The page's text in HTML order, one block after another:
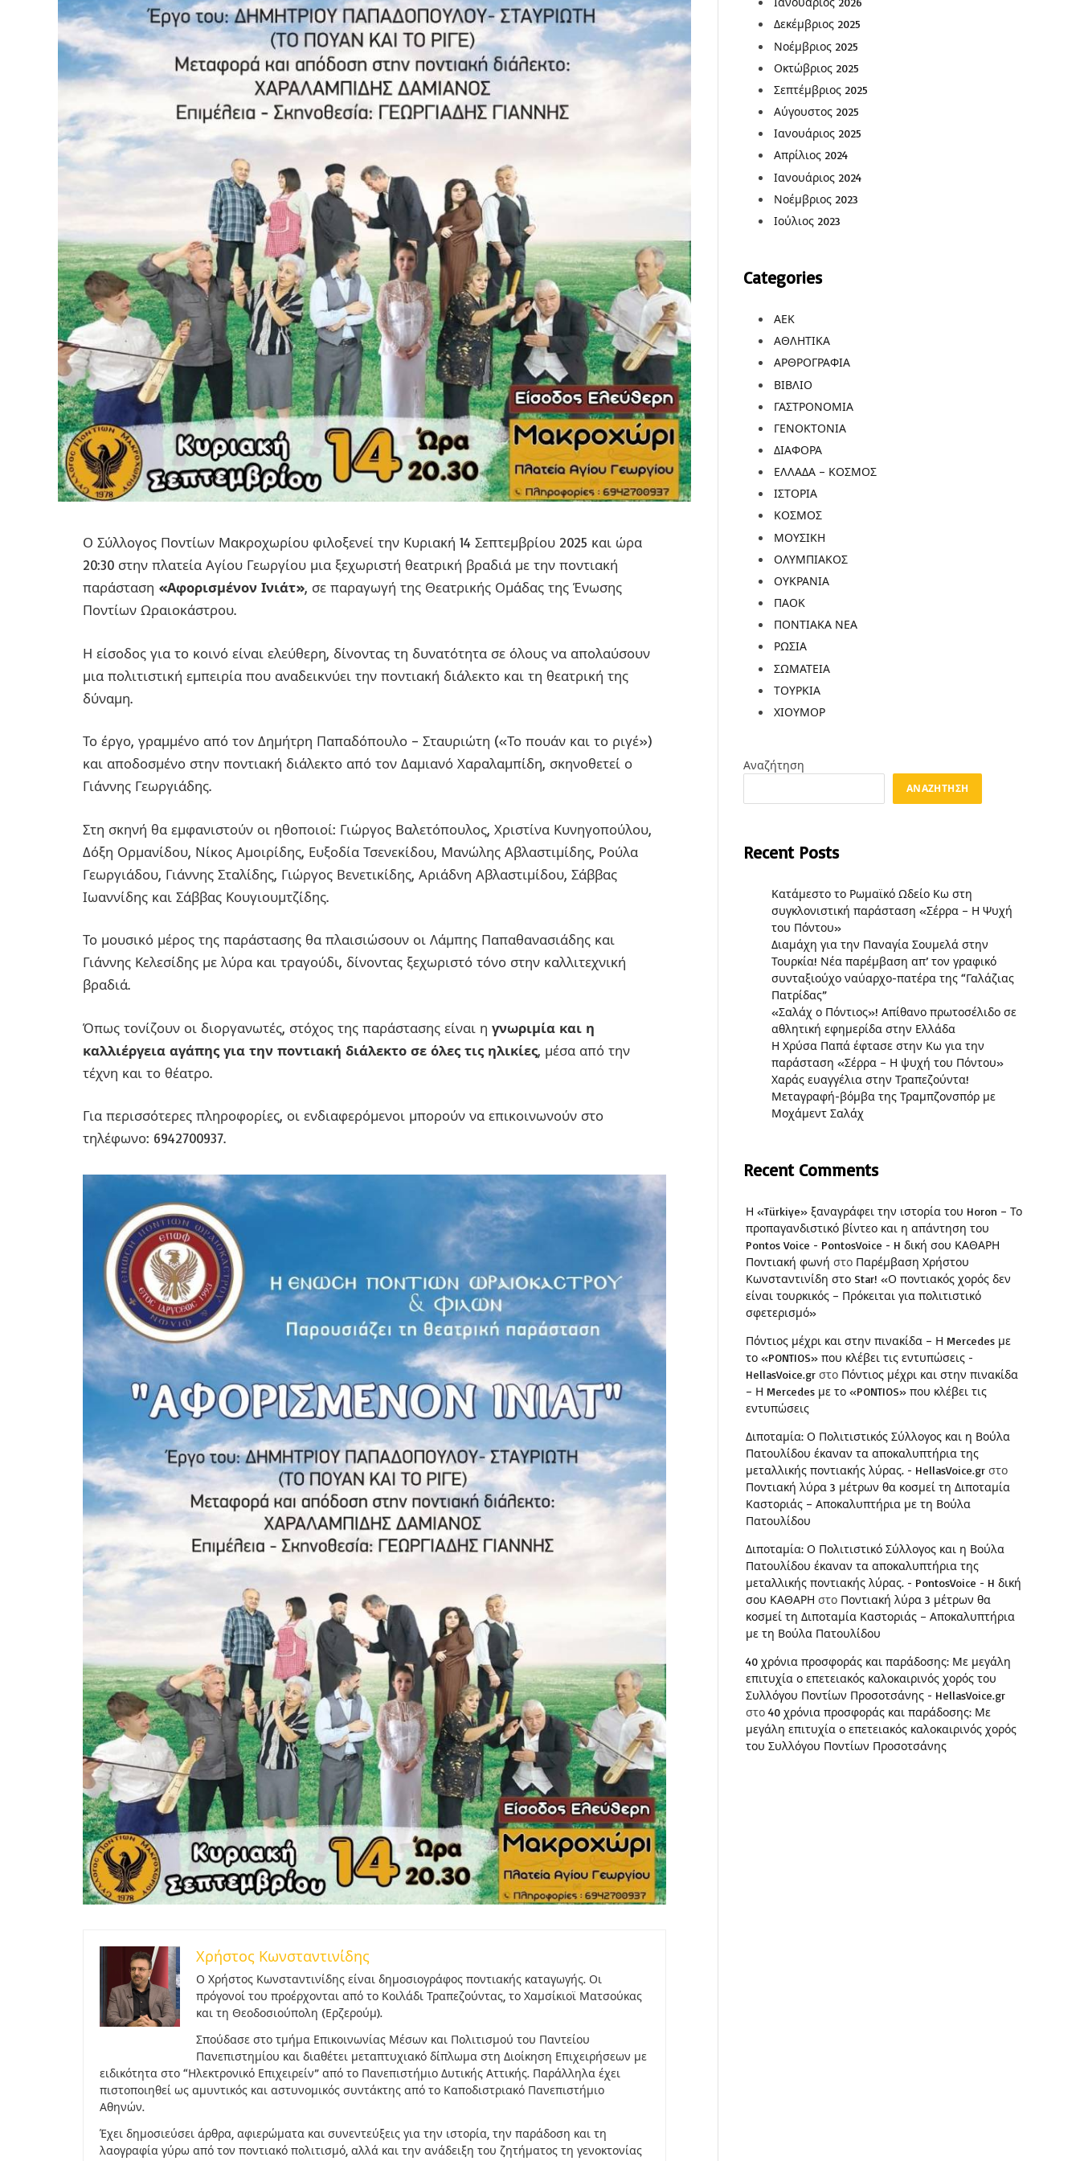
Ο Σύλλογος Ποντίων Μακροχωρίου φιλοξενεί την Κυριακή 14 Σεπτεμβρίου 2025 και ώρα
20:30 στην πλατεία Αγίου Γεωργίου μια ξεχωριστή θεατρική βραδιά με την ποντιακή
παράσταση «Αφορισμένον Ινιάτ», σε παραγωγή της Θεατρικής Ομάδας της Ένωσης
Ποντίων Ωραιοκάστρου.
Η είσοδος για το κοινό είναι ελεύθερη, δίνοντας τη δυνατότητα σε όλους να απολαύσουν
μια πολιτιστική εμπειρία που αναδεικνύει την ποντιακή διάλεκτο και τη θεατρική της
δύναμη.
Το έργο, γραμμένο από τον Δημήτρη Παπαδόπουλο – Σταυριώτη («Το πουάν και το ριγέ»)
και αποδοσμένο στην ποντιακή διάλεκτο από τον Δαμιανό Χαραλαμπίδη, σκηνοθετεί ο
Γιάννης Γεωργιάδης.
Στη σκηνή θα εμφανιστούν οι ηθοποιοί: Γιώργος Βαλετόπουλος, Χριστίνα Κυνηγοπούλου,
Δόξη Ορμανίδου, Νίκος Αμοιρίδης, Ευξοδία Τσενεκίδου, Μανώλης Αβλαστιμίδης, Ρούλα
Γεωργιάδου, Γιάννης Σταλίδης, Γιώργος Βενετικίδης, Αριάδνη Αβλαστιμίδου, Σάββας
Ιωαννίδης και Σάββας Κουγιουμτζίδης.
Το μουσικό μέρος της παράστασης θα πλαισιώσουν οι Λάμπης Παπαθανασιάδης και
Γιάννης Κελεσίδης με λύρα και τραγούδι, δίνοντας ξεχωριστό τόνο στην καλλιτεχνική
βραδιά.
Όπως τονίζουν οι διοργανωτές, στόχος της παράστασης είναι η γνωριμία και η
καλλιέργεια αγάπης για την ποντιακή διάλεκτο σε όλες τις ηλικίες, μέσα από την
τέχνη και το θέατρο.
Για περισσότερες πληροφορίες, οι ενδιαφερόμενοι μπορούν να επικοινωνούν στο
τηλέφωνο: 6942700937.
Χρήστος Κωνσταντινίδης
Ο Χρήστος Κωνσταντινίδης είναι δημοσιογράφος ποντιακής καταγωγής. Οι
πρόγονοί του προέρχονται από το Κοιλάδι Τραπεζούντας, το Χαμσίκιοϊ Ματσούκας
και τη Θεοδοσιούπολη (Ερζερούμ).
Σπούδασε στο τμήμα Επικοινωνίας Μέσων και Πολιτισμού του Παντείου
Πανεπιστημίου και διαθέτει μεταπτυχιακό δίπλωμα στη Διοίκηση Επιχειρήσεων με
ειδικότητα στο “Ηλεκτρονικό Επιχειρείν” από το Πανεπιστήμιο Δυτικής Αττικής. Παράλληλα έχει
πιστοποιηθεί ως αμυντικός και αστυνομικός συντάκτης από το Καποδιστριακό Πανεπιστήμιο
Αθηνών.
Έχει δημοσιεύσει άρθρα, αφιερώματα και συνεντεύξεις για την ιστορία, την παράδοση και τη
λαογραφία γύρω από τον ποντιακό πολιτισμό, αλλά και την ανάδειξη του ζητήματος τη γενοκτονίας
Δεκέμβριος 2025
Νοέμβριος 2025
Οκτώβριος 2025
Σεπτέμβριος 2025
Αύγουστος 2025
Ιανουάριος 2025
Απρίλιος 2024
Ιανουάριος 2024
Νοέμβριος 2023
Ιούλιος 2023
Categories
ΑΕΚ
ΑΘΛΗΤΙΚΑ
ΑΡΘΡΟΓΡΑΦΙΑ
ΒΙΒΛΙΟ
ΓΑΣΤΡΟΝΟΜΙΑ
ΓΕΝΟΚΤΟΝΙΑ
ΔΙΑΦΟΡΑ
ΕΛΛΑΔΑ – ΚΟΣΜΟΣ
ΙΣΤΟΡΙΑ
ΚΟΣΜΟΣ
ΜΟΥΣΙΚΗ
ΟΛΥΜΠΙΑΚΟΣ
ΟΥΚΡΑΝΙΑ
ΠΑΟΚ
ΠΟΝΤΙΑΚΑ ΝΕΑ
ΡΩΣΙΑ
ΣΩΜΑΤΕΙΑ
ΤΟΥΡΚΙΑ
ΧΙΟΥΜΟΡ
Αναζήτηση
ΑΝΑΖΉΤΗΣΗ
Recent Posts
Κατάμεστο το Ρωμαϊκό Ωδείο Κω στη
συγκλονιστική παράσταση «Σέρρα – Η Ψυχή
του Πόντου»
Διαμάχη για την Παναγία Σουμελά στην
Τουρκία! Νέα παρέμβαση απ’ τον γραφικό
συνταξιούχο ναύαρχο-πατέρα της “Γαλάζιας
Πατρίδας”
«Σαλάχ ο Πόντιος»! Απίθανο πρωτοσέλιδο σε
αθλητική εφημερίδα στην Ελλάδα
Η Χρύσα Παπά έφτασε στην Κω για την
παράσταση «Σέρρα – Η ψυχή του Πόντου»
Χαράς ευαγγέλια στην Τραπεζούντα!
Μεταγραφή-βόμβα της Τραμπζονσπόρ με
Μοχάμεντ Σαλάχ
Recent Comments
Η «Türkiye» ξαναγράφει την ιστορία του Horon – Το
προπαγανδιστικό βίντεο και η απάντηση του
Pontos Voice - PontosVoice - H δική σου ΚΑΘΑΡΗ
Ποντιακή φωνή στο Παρέμβαση Χρήστου
Κωνσταντινίδη στο Star! «Ο ποντιακός χορός δεν
είναι τουρκικός – Πρόκειται για πολιτιστικό
σφετερισμό»
Πόντιος μέχρι και στην πινακίδα – Η Mercedes με
το «PONTIOS» που κλέβει τις εντυπώσεις -
HellasVoice.gr στο Πόντιος μέχρι και στην πινακίδα
– Η Mercedes με το «PONTIOS» που κλέβει τις
εντυπώσεις
Διποταμία: Ο Πολιτιστικός Σύλλογος και η Βούλα
Πατουλίδου έκαναν τα αποκαλυπτήρια της
μεταλλικής ποντιακής λύρας. - HellasVoice.gr στο
Ποντιακή λύρα 3 μέτρων θα κοσμεί τη Διποταμία
Καστοριάς – Αποκαλυπτήρια με τη Βούλα
Πατουλίδου
Διποταμία: Ο Πολιτιστικό Σύλλογος και η Βούλα
Πατουλίδου έκαναν τα αποκαλυπτήρια της
μεταλλικής ποντιακής λύρας. - PontosVoice - H δική
σου ΚΑΘΑΡΗ στο Ποντιακή λύρα 3 μέτρων θα
κοσμεί τη Διποταμία Καστοριάς – Αποκαλυπτήρια
με τη Βούλα Πατουλίδου
40 χρόνια προσφοράς και παράδοσης: Με μεγάλη
επιτυχία ο επετειακός καλοκαιρινός χορός του
Συλλόγου Ποντίων Προσοτσάνης - HellasVoice.gr
στο 40 χρόνια προσφοράς και παράδοσης: Με
μεγάλη επιτυχία ο επετειακός καλοκαιρινός χορός
του Συλλόγου Ποντίων Προσοτσάνης